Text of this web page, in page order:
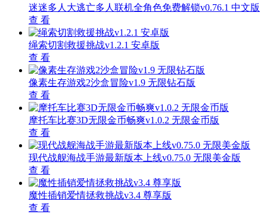
迷迷多人大逃亡多人联机全角色免费解锁v0.76.1 中文版
查 看
绳索切割救援挑战v1.2.1 安卓版
查 看
像素生存游戏2沙盒冒险v1.9 无限钻石版
查 看
摩托车比赛3D无限金币畅爽v1.0.2 无限金币版
查 看
现代战舰海战手游最新版本上线v0.75.0 无限美金版
查 看
魔性插销爱情拯救挑战v3.4 尊享版
查 看